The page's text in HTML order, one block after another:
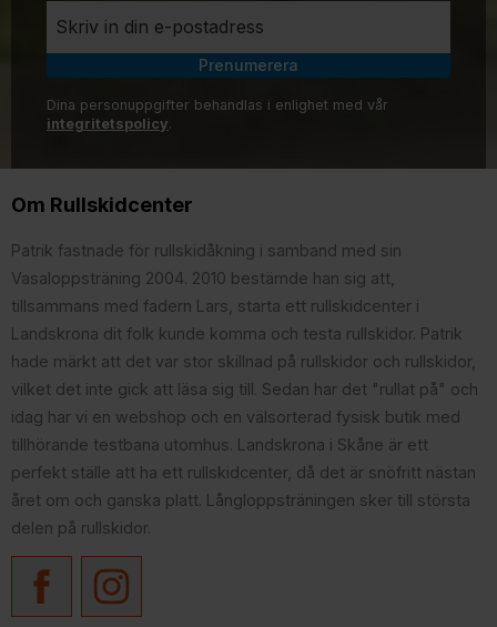
Prenumerera
Dina personuppgifter behandlas i enlighet med vår
integritetspolicy.
Om Rullskidcenter
Patrik fastnade för rullskidåkning i samband med sin
Vasaloppsträning 2004. 2010 bestämde han sig att,
tillsammans med fadern Lars, starta ett rullskidcenter i
Landskrona dit folk kunde komma och testa rullskidor. Patrik
hade märkt att det var stor skillnad på rullskidor och rullskidor,
vilket det inte gick att läsa sig till. Sedan har det "rullat på" och
idag har vi en webshop och en välsorterad fysisk butik med
tillhörande testbana utomhus. Landskrona i Skåne är ett
perfekt ställe att ha ett rullskidcenter, då det är snöfritt nästan
året om och ganska platt. Långloppsträningen sker till största
delen på rullskidor.